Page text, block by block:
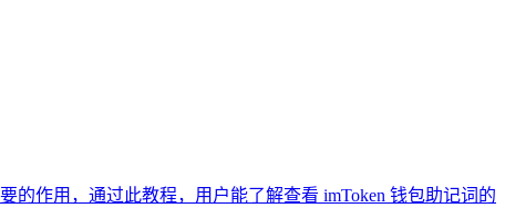
作用，通过此教程，用户能了解查看 imToken 钱包助记词的